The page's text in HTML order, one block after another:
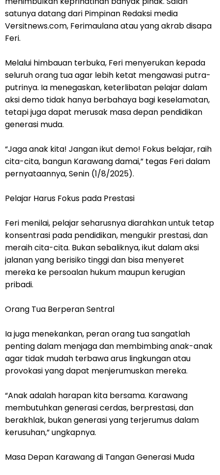
satunya datang dari Pimpinan Redaksi media
Versitnews.com, Ferimaulana atau yang akrab disapa
Feri.
Melalui himbauan terbuka, Feri menyerukan kepada
seluruh orang tua agar lebih ketat mengawasi putra-
putrinya. Ia menegaskan, keterlibatan pelajar dalam
aksi demo tidak hanya berbahaya bagi keselamatan,
tetapi juga dapat merusak masa depan pendidikan
generasi muda.
“Jaga anak kita! Jangan ikut demo! Fokus belajar, raih
cita-cita, bangun Karawang damai,” tegas Feri dalam
pernyataannya, Senin (1/8/2025).
Pelajar Harus Fokus pada Prestasi
Feri menilai, pelajar seharusnya diarahkan untuk tetap
konsentrasi pada pendidikan, mengukir prestasi, dan
meraih cita-cita. Bukan sebaliknya, ikut dalam aksi
jalanan yang berisiko tinggi dan bisa menyeret
mereka ke persoalan hukum maupun kerugian
pribadi.
Orang Tua Berperan Sentral
Ia juga menekankan, peran orang tua sangatlah
penting dalam menjaga dan membimbing anak-anak
agar tidak mudah terbawa arus lingkungan atau
provokasi yang dapat menjerumuskan mereka.
“Anak adalah harapan kita bersama. Karawang
membutuhkan generasi cerdas, berprestasi, dan
berakhlak, bukan generasi yang terjerumus dalam
kerusuhan,” ungkapnya.
Masa Depan Karawang di Tangan Generasi Muda